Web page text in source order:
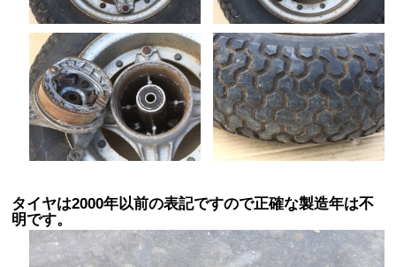
タイヤは2000年以前の表記ですので正確な製造年は不
明です。